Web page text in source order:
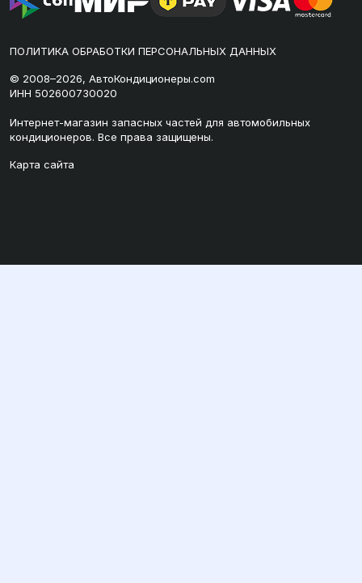
ПОЛИТИКА ОБРАБОТКИ ПЕРСОНАЛЬНЫХ ДАННЫХ
© 2008–2026, АвтоКондиционеры.com
ИНН 502600730020
Интернет-магазин запасных частей для автомобильных
кондиционеров. Все права защищены.
Карта сайта